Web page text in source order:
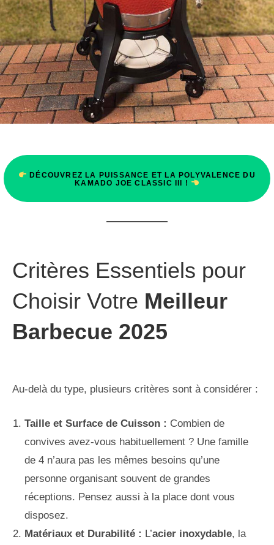
DÉCOUVREZ LA PUISSANCE ET LA POLYVALENCE DU
KAMADO JOE CLASSIC III !
Critères Essentiels pour
Choisir Votre Meilleur
Barbecue 2025
Au-delà du type, plusieurs critères sont à considérer :
Taille et Surface de Cuisson : Combien de
convives avez-vous habituellement ? Une famille
de 4 n’aura pas les mêmes besoins qu’une
personne organisant souvent de grandes
réceptions. Pensez aussi à la place dont vous
disposez.
Matériaux et Durabilité : L’acier inoxydable, la